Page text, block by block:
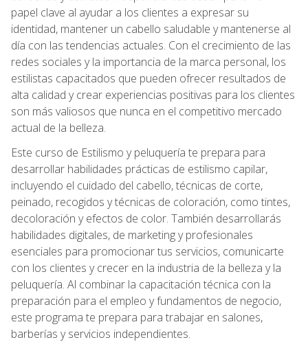
papel clave al ayudar a los clientes a expresar su
identidad, mantener un cabello saludable y mantenerse al
día con las tendencias actuales. Con el crecimiento de las
redes sociales y la importancia de la marca personal, los
estilistas capacitados que pueden ofrecer resultados de
alta calidad y crear experiencias positivas para los clientes
son más valiosos que nunca en el competitivo mercado
actual de la belleza.
Este curso de Estilismo y peluquería te prepara para
desarrollar habilidades prácticas de estilismo capilar,
incluyendo el cuidado del cabello, técnicas de corte,
peinado, recogidos y técnicas de coloración, como tintes,
decoloración y efectos de color. También desarrollarás
habilidades digitales, de marketing y profesionales
esenciales para promocionar tus servicios, comunicarte
con los clientes y crecer en la industria de la belleza y la
peluquería. Al combinar la capacitación técnica con la
preparación para el empleo y fundamentos de negocio,
este programa te prepara para trabajar en salones,
barberías y servicios independientes.